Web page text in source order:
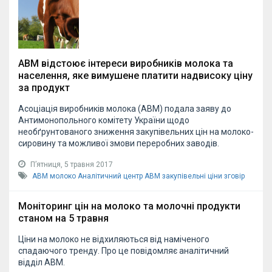
АВМ відстоює інтереси виробників молока та
населення, яке вимушене платити надвисоку ціну
за продукт
Асоціація виробників молока (АВМ) подала заяву до
Антимонопольного комітету України щодо
необґрунтованого зниження закупівельних цін на молоко-
сировину та можливої змови переробних заводів.
Пʼятниця, 5 травня 2017
АВМ молоко Аналітичний центр АВМ закупівельні ціни зговір
Моніторинг цін на молоко та молочні продукти
станом на 5 травня
Ціни на молоко не відхиляються від наміченого
спадаючого тренду. Про це повідомляє аналітичний
відділ АВМ.